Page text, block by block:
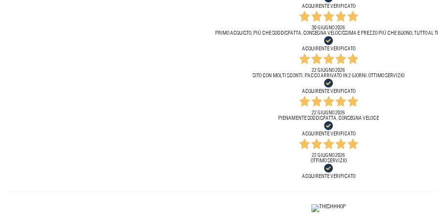
ACQUIRENTE VERIFICATO
30 GIUGNO 2026
PRIMO ACQUISTO, PIÙ CHE SODDISFATTA, CONSEGNA VELOCISSIMA E PREZZO PIÙ CHE BUONO, TUTTO AL
ACQUIRENTE VERIFICATO
22 GIUGNO 2026
SITO CON MOLTI SCONTI. PACCO ARRIVATO IN 2 GIORNI. OTTIMO SERVIZIO
ACQUIRENTE VERIFICATO
22 GIUGNO 2026
PIENAMENTE SODDISFATTA, CONSEGNA VELOCE
ACQUIRENTE VERIFICATO
22 GIUGNO 2026
OTFIMO SERVIZIO
ACQUIRENTE VERIFICATO